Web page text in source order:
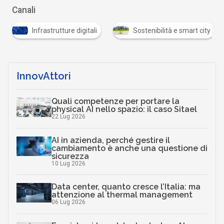
Canali
Infrastrutture digitali Sostenibilità e smart city
InnovAttori
Quali competenze per portare la
physical AI nello spazio: il caso Sitael
22 Lug 2026
AI in azienda, perché gestire il
cambiamento è anche una questione di
sicurezza
10 Lug 2026
Data center, quanto cresce l’Italia: ma
attenzione al thermal management
06 Lug 2026